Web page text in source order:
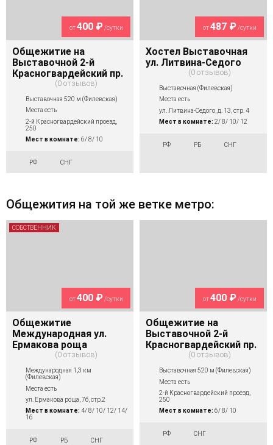
от400 ₽/сутки
Общежитие на
Выставочной 2-й
Красногвардейский пр.
0 отзывов
Выставочная 520 м (Филевская)
Места есть
2-й Красногвардейский проезд,
250
Мест в комнате: 6/ 8/ 10
РФ СНГ
от487 ₽/сутки
Хостел Выставочная
ул. Литвина-Седого
0 отзывов
Выставочная (Филевская)
Места есть
ул. Литвина-Седого, д. 13, стр. 4
Мест в комнате: 2/ 8/ 10/ 12
РФ РБ СНГ
Общежития на той же ветке метро:
от400 ₽/сутки
Общежитие
Международная ул.
Ермакова роща
0 отзывов
Международная 1,3 км
(Филевская)
Места есть
ул. Ермакова роща, 7б, стр.2
Мест в комнате: 4/ 8/ 10/ 12/ 14/
16
РФ РБ
СНГ
СОБСТВЕННИК
от400 ₽/сутки
Общежитие на
Выставочной 2-й
Красногвардейский пр.
0 отзывов
Выставочная 520 м (Филевская)
Места есть
2-й Красногвардейский проезд,
250
Мест в комнате: 6/ 8/ 10
РФ СНГ